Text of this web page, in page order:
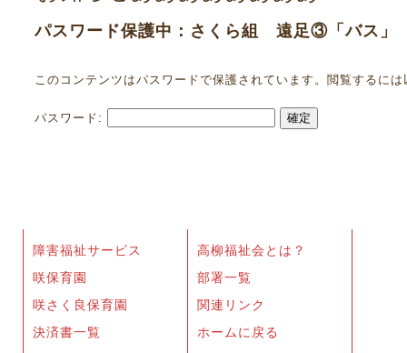
パスワード保護中：さくら組 遠足③「バス」
このコンテンツはパスワードで保護されています。閲覧するに
パスワード:
障害福祉サービス
咲保育園
咲さく良保育園
決済書一覧
高柳福祉会とは？
部署一覧
関連リンク
ホームに戻る